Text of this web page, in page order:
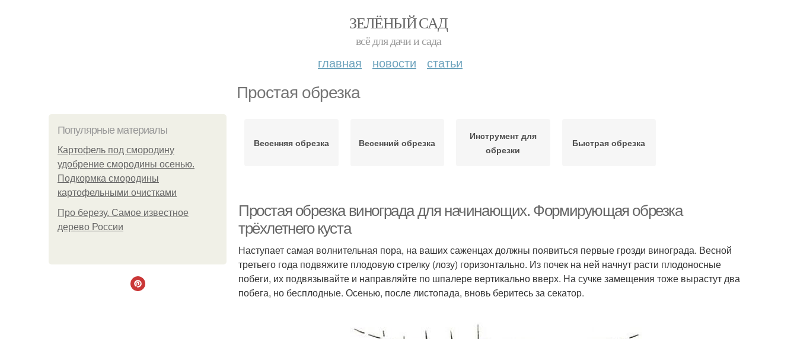
ЗЕЛЁНЫЙ САД
всё для дачи и сада
главная новости статьи
Простая обрезка
Популярные материалы
Картофель под смородину
удобрение смородины осенью.
Подкормка смородины
картофельными очистками
Про березу. Самое известное
дерево России
Весенняя обрезка Весенний обрезка
Инструмент для
обрезки
Быстрая обрезка
Простая обрезка винограда для начинающих. Формирующая обрезка
трёхлетнего куста
Наступает самая волнительная пора, на ваших саженцах должны появиться первые грозди винограда. Весной
третьего года подвяжите плодовую стрелку (лозу) горизонтально. Из почек на ней начнут расти плодоносные
побеги, их подвязывайте и направляйте по шпалере вертикально вверх. На сучке замещения тоже вырастут два
побега, но бесплодные. Осенью, после листопада, вновь беритесь за секатор.